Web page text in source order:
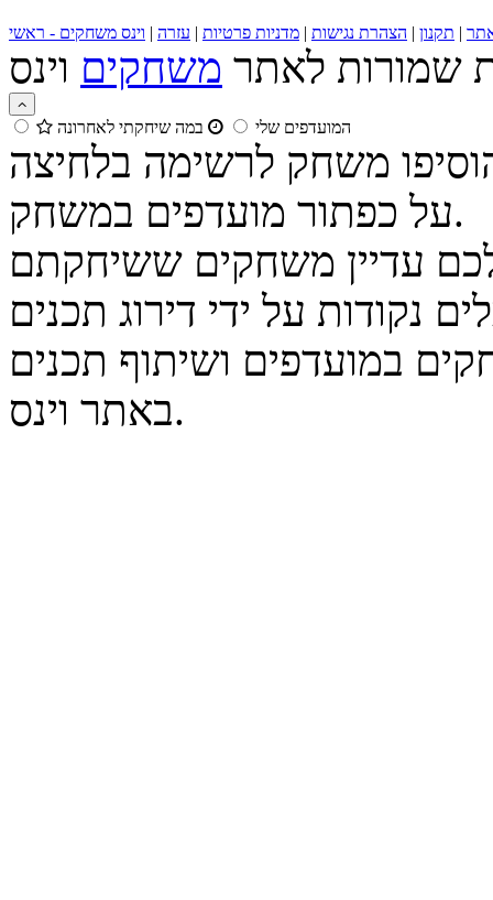
| תקנון | הצהרת נגישות | מדניות פרטיות | עזרה | וינס משחקים - ראשי
שמורות לאתר משחקים
המועדפים שלי במה שיחקתי לאחרונה
משחק לרשימה בלחיצה
על כפתור מועדפים במשחק.
על ידי דירוג תכנים
במועדפים ושיתוף תכנים
באתר וינס.